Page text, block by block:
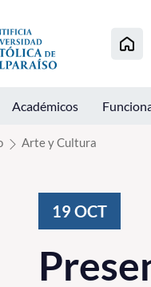
al contenido
Académicos
Arte y Cultura
19 OCT